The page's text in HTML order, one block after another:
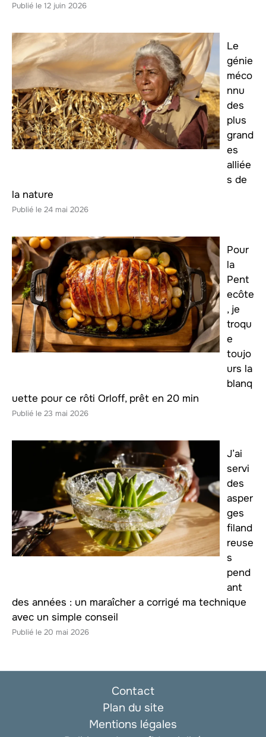
12 juin 2026
Le
génie
méco
nnu
des
plus
grand
es
alliée
s de
la nature
24 mai 2026
Pour
la
Pent
ecôte
, je
troqu
e
toujo
urs la
blanq
uette pour ce rôti Orloff, prêt en 20 min
23 mai 2026
J’ai
servi
des
asper
ges
filand
reuse
s
pend
ant
des années : un maraîcher a corrigé ma technique
avec un simple conseil
20 mai 2026
Contact
Plan du site
Mentions légales